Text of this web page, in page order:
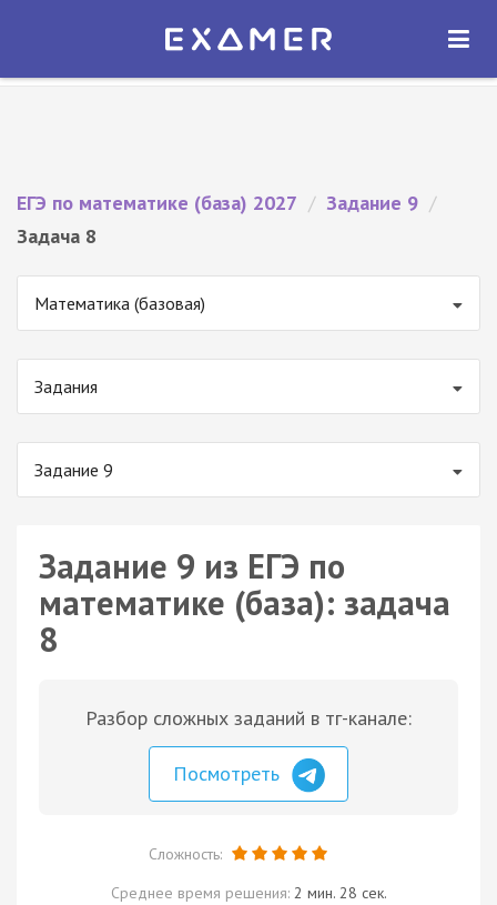
Экзамер — ЕГЭ 2027
ОТКРЫТЬ
ЕГЭ по математике (база) 2027 / Задание 9 /
Задача 8
Математика (базовая)
Задания
Задание 9
Задание 9 из ЕГЭ по
математике (база): задача
8
Разбор сложных заданий в тг-канале:
Посмотреть
Сложность:
Среднее время решения: 2 мин. 28 сек.